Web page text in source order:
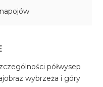
półwysep
wybrzeża i góry